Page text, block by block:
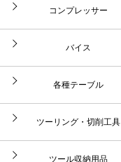
コンプレッサー
バイス
各種テーブル
ツーリング・切削工具
ツール収納用品